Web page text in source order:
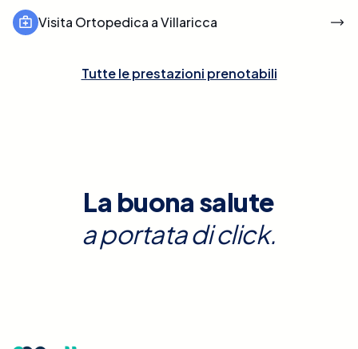
Visita Ortopedica a Villaricca
Tutte le prestazioni prenotabili
La buona salute
a portata di click.